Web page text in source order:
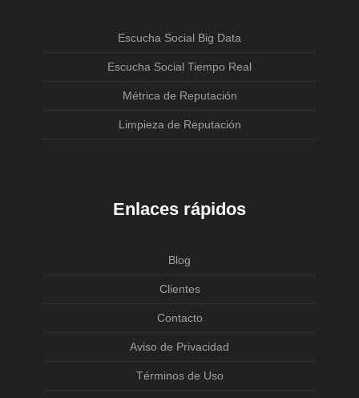
Escucha Social Big Data
Escucha Social Tiempo Real
Métrica de Reputación
Limpieza de Reputación
Enlaces rápidos
Blog
Clientes
Contacto
Aviso de Privacidad
Términos de Uso